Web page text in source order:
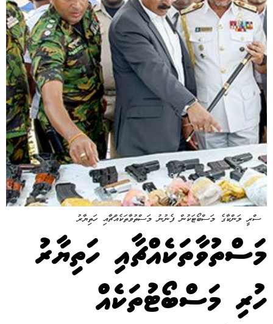
ސްރީ ލަންކާގެ މަސްބޯޓަކުން ފެނުނު މަސްތުވާތަކެއްޗާއި ހަތިޔާރު
މަސްތުވާތަކެއްޗާއި ހަތިޔާރު
ހުރި މަސްބޯޓުތަކެއް